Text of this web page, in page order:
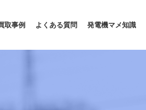
取事例 よくある質問
発電機マメ知識